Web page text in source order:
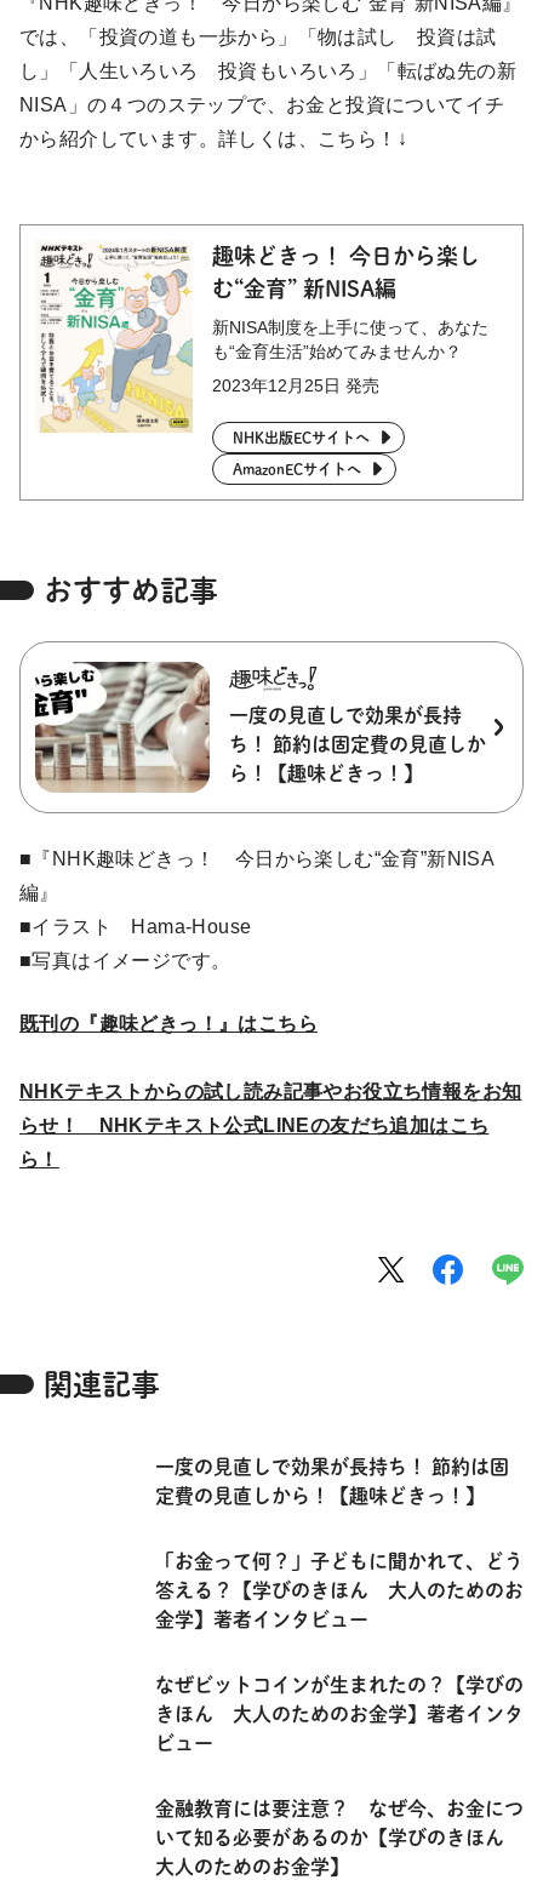
では、「投資の道も一歩から」「物は試し 投資は試
し」「人生いろいろ 投資もいろいろ」「転ばぬ先の新
NISA」の４つのステップで、お金と投資についてイチ
から紹介しています。詳しくは、こちら！↓
趣味どきっ！ 今日から楽し
む“金育” 新NISA編
新NISA制度を上手に使って、あなた
も“金育生活”始めてみませんか？
2023年12月25日 発売
NHK出版ECサイトへ
AmazonECサイトへ
おすすめ記事
一度の見直しで効果が長持
ち！ 節約は固定費の見直しか
ら！【趣味どきっ！】
■『NHK趣味どきっ！ 今日から楽しむ“金育”新NISA
編』
■イラスト Hama-House
■写真はイメージです。
既刊の『趣味どきっ！』はこちら
NHKテキストからの試し読み記事やお役立ち情報をお知
らせ！ NHKテキスト公式LINEの友だち追加はこち
ら！
関連記事
一度の見直しで効果が長持ち！ 節約は固
定費の見直しから！【趣味どきっ！】
「お金って何？」子どもに聞かれて、どう
答える？【学びのきほん 大人のためのお
金学】著者インタビュー
なぜビットコインが生まれたの？【学びの
きほん 大人のためのお金学】著者インタ
ビュー
金融教育には要注意？ なぜ今、お金につ
いて知る必要があるのか【学びのきほん
大人のためのお金学】